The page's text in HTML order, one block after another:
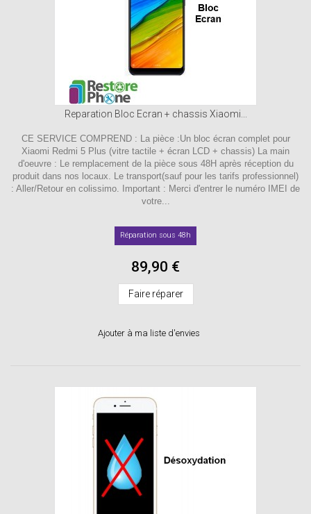
Reparation Bloc Ecran + chassis Xiaomi...
CE SERVICE COMPREND : La pièce :Un bloc écran complet pour
Xiaomi Redmi 5 Plus (vitre tactile + écran LCD + chassis) La main
d'oeuvre : Le remplacement de la pièce sous 48H après réception du
produit dans nos locaux. Le transport(sauf pour les tarifs professionnel)
: Aller/Retour en colissimo. Important : Merci d'entrer le numéro IMEI de
votre...
Réparation sous 48h
89,90 €
Faire réparer
Ajouter à ma liste d'envies